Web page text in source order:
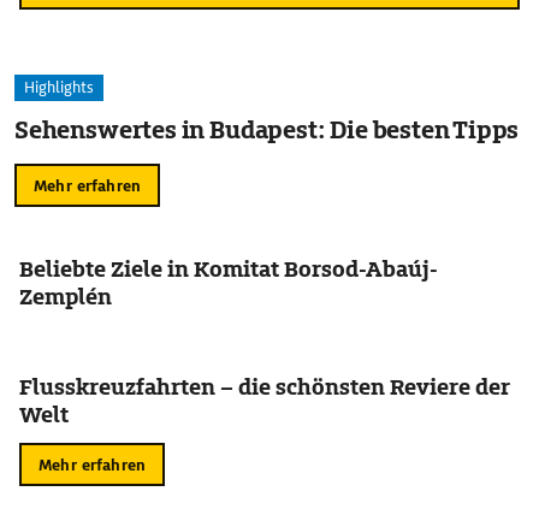
Highlights
Sehenswertes in Budapest: Die besten Tipps
Mehr erfahren
Beliebte Ziele in Komitat Borsod-Abaúj-
Zemplén
Flusskreuzfahrten – die schönsten Reviere der
Welt
Mehr erfahren